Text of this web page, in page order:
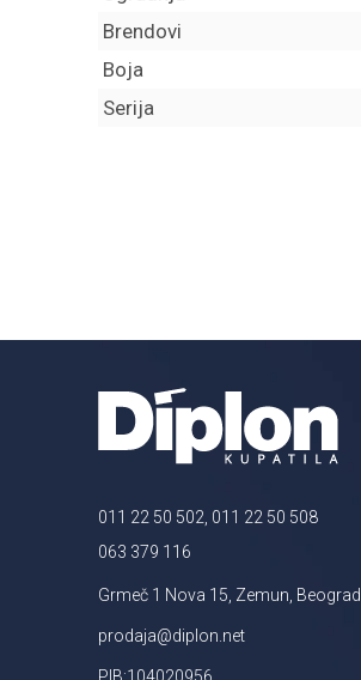
Brendovi
Boja
Serija
011 22 50 502, 011 22 50 508
063 379 116
Grmeč 1 Nova 15, Zemun, Beograd
prodaja@diplon.net